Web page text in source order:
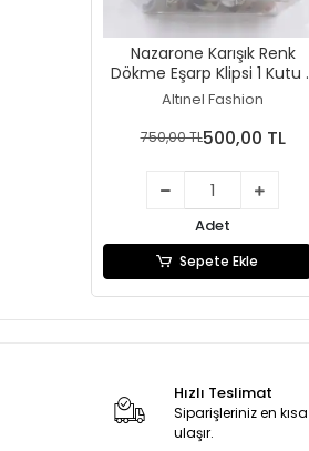
Nazarone Karışık Renk
Dökme Eşarp Klipsi 1 Kutu
(100 adet) - (Eİ01-23)
Altınel Fashion
750,00 TL500,00 TL
Adet
Sepete Ekle
Hızlı Teslimat
Siparişleriniz en
ulaşır.